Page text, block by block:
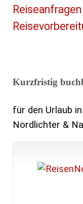
Kurzfristig
für den Urlaub
Nordlichter &